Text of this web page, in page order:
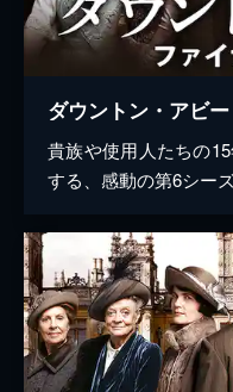
ダウントン・アビ
貴族や使用人たちの
する、感動の第6シー